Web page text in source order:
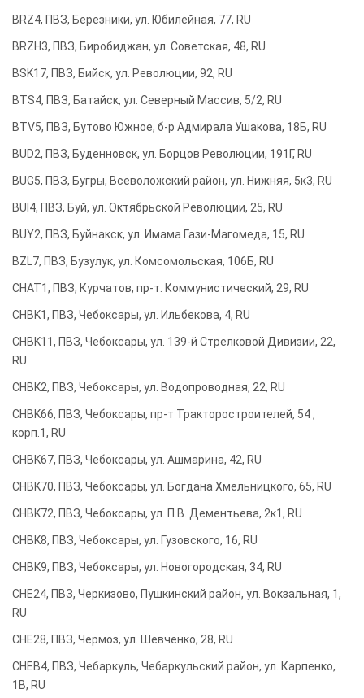
BRZ4, ПВЗ, Березники, ул. Юбилейная, 77, RU
BRZH3, ПВЗ, Биробиджан, ул. Советская, 48, RU
BSK17, ПВЗ, Бийск, ул. Революции, 92, RU
BTS4, ПВЗ, Батайск, ул. Северный Массив, 5/2, RU
BTV5, ПВЗ, Бутово Южное, б-р Адмирала Ушакова, 18Б, RU
BUD2, ПВЗ, Буденновск, ул. Борцов Революции, 191Г, RU
BUG5, ПВЗ, Бугры, Всеволожский район, ул. Нижняя, 5к3, RU
BUI4, ПВЗ, Буй, ул. Октябрьской Революции, 25, RU
BUY2, ПВЗ, Буйнакск, ул. Имама Гази-Магомеда, 15, RU
BZL7, ПВЗ, Бузулук, ул. Комсомольская, 106Б, RU
CHAT1, ПВЗ, Курчатов, пр-т. Коммунистический, 29, RU
CHBK1, ПВЗ, Чебоксары, ул. Ильбекова, 4, RU
CHBK11, ПВЗ, Чебоксары, ул. 139-й Стрелковой Дивизии, 22,
RU
CHBK2, ПВЗ, Чебоксары, ул. Водопроводная, 22, RU
CHBK66, ПВЗ, Чебоксары, пр-т Тракторостроителей, 54 ,
корп.1, RU
CHBK67, ПВЗ, Чебоксары, ул. Ашмарина, 42, RU
CHBK70, ПВЗ, Чебоксары, ул. Богдана Хмельницкого, 65, RU
CHBK72, ПВЗ, Чебоксары, ул. П.В. Дементьева, 2к1, RU
CHBK8, ПВЗ, Чебоксары, ул. Гузовского, 16, RU
CHBK9, ПВЗ, Чебоксары, ул. Новогородская, 34, RU
CHE24, ПВЗ, Черкизово, Пушкинский район, ул. Вокзальная, 1,
RU
CHE28, ПВЗ, Чермоз, ул. Шевченко, 28, RU
CHEB4, ПВЗ, Чебаркуль, Чебаркульский район, ул. Карпенко,
1В, RU